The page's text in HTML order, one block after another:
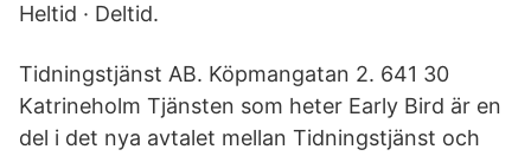
Heltid · Deltid.
Tidningstjänst AB. Köpmangatan 2. 641 30
Katrineholm Tjänsten som heter Early Bird är en
del i det nya avtalet mellan Tidningstjänst och